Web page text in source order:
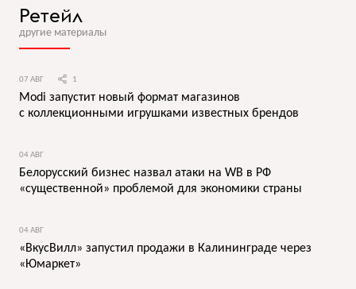
Ретейл
другие материалы
07 АВГ 1
Modi запустит новый формат магазинов
с коллекционными игрушками известных брендов
04 АВГ
Белорусский бизнес назвал атаки на WB в РФ
«существенной» проблемой для экономики страны
04 АВГ
«ВкусВилл» запустил продажи в Калининграде через
«Юмаркет»